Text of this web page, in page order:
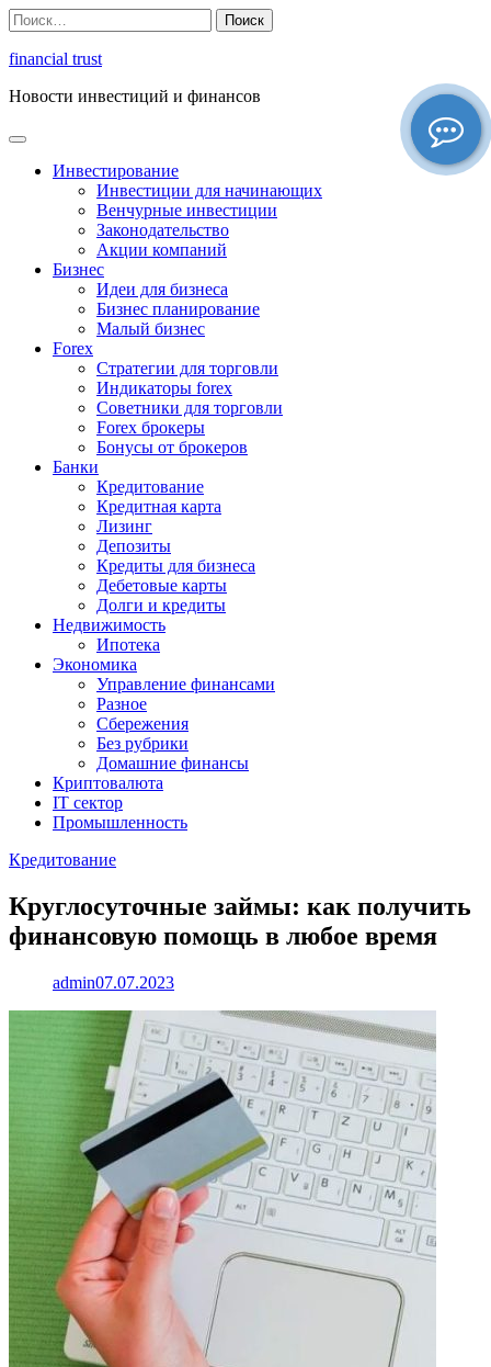
Перейти
к
содержимому
Найти:
financial trust
Новости инвестиций и финансов
Инвестирование
Инвестиции для начинающих
Венчурные инвестиции
Законодательство
Акции компаний
Бизнес
Идеи для бизнеса
Бизнес планирование
Малый бизнес
Forex
Стратегии для торговли
Индикаторы forex
Советники для торговли
Forex брокеры
Бонусы от брокеров
Банки
Кредитование
Кредитная карта
Лизинг
Депозиты
Кредиты для бизнеса
Дебетовые карты
Долги и кредиты
Недвижимость
Ипотека
Экономика
Управление финансами
Разное
Сбережения
Без рубрики
Домашние финансы
Криптовалюта
IT сектор
Промышленность
Кредитование
Круглосуточные займы: как получить
финансовую помощь в любое время
admin07.07.2023